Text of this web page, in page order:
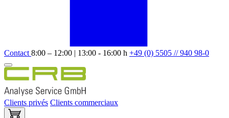
Contact 8:00 – 12:00 | 13:00 - 16:00 h +49 (0) 5505 // 940 98-0
Clients privés Clients commerciaux